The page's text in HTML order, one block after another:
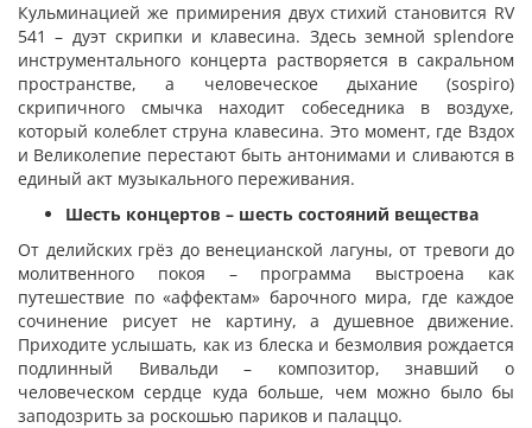
Кульминацией же примирения двух стихий становится RV
541 – дуэт скрипки и клавесина. Здесь земной splendore
инструментального концерта растворяется в сакральном
пространстве, а человеческое дыхание (sospiro)
скрипичного смычка находит собеседника в воздухе,
который колеблет струна клавесина. Это момент, где Вздох
и Великолепие перестают быть антонимами и сливаются в
единый акт музыкального переживания.
Шесть концертов – шесть состояний вещества
От делийских грёз до венецианской лагуны, от тревоги до
молитвенного покоя – программа выстроена как
путешествие по «аффектам» барочного мира, где каждое
сочинение рисует не картину, а душевное движение.
Приходите услышать, как из блеска и безмолвия рождается
подлинный Вивальди – композитор, знавший о
человеческом сердце куда больше, чем можно было бы
заподозрить за роскошью париков и палаццо.